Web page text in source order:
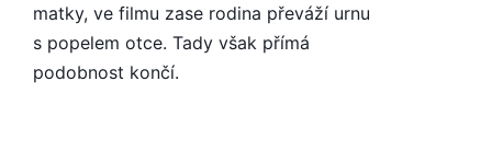
matky, ve filmu zase rodina převáží urnu
s popelem otce. Tady však přímá
podobnost končí.